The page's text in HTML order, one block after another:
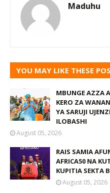
Maduhu
YOU MAY LIKE THESE
MBUNGE AZZA
KERO ZA
YA SARUJI
ILOBASHI
August 05, 2026
RAIS SAMIA
AFRICA50 NA
KUPITIA SEKTA
August 05, 2026